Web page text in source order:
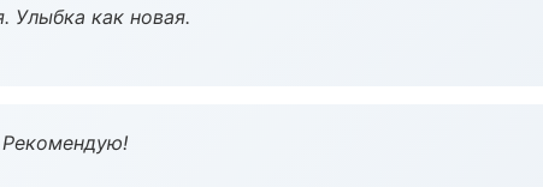
Улыбка как новая.
Рекомендую!